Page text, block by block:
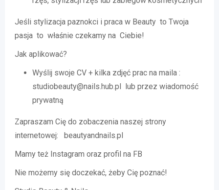
Jeśli stylizacja paznokci i praca w Beauty to Twoja
pasja to właśnie czekamy na Ciebie!
Jak aplikować?
Wyślij swoje CV + kilka zdjęć prac na maila :
studiobeauty@nails.hub.pl lub przez wiadomość
prywatną
Zapraszam Cię do zobaczenia naszej strony
internetowej: beautyandnails.pl
Mamy też Instagram oraz profil na FB
Nie możemy się doczekać, żeby Cię poznać!